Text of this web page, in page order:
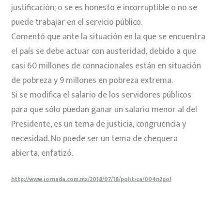
justificación; o se es honesto e incorruptible o no se
puede trabajar en el servicio público.
Comentó que ante la situación en la que se encuentra
el país se debe actuar con austeridad, debido a que
casi 60 millones de connacionales están en situación
de pobreza y 9 millones en pobreza extrema.
Si se modifica el salario de los servidores públicos
para que sólo puedan ganar un salario menor al del
Presidente, es un tema de justicia, congruencia y
necesidad. No puede ser un tema de chequera
abierta, enfatizó.
http://www.jornada.com.mx/2018/07/18/politica/004n2pol